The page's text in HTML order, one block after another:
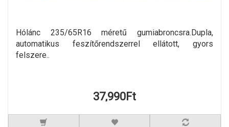
Hólánc 235/65R16 méretű gumiabroncsra.Dupla,
automatikus feszítőrendszerrel ellátott, gyors
felszere..
37,990Ft